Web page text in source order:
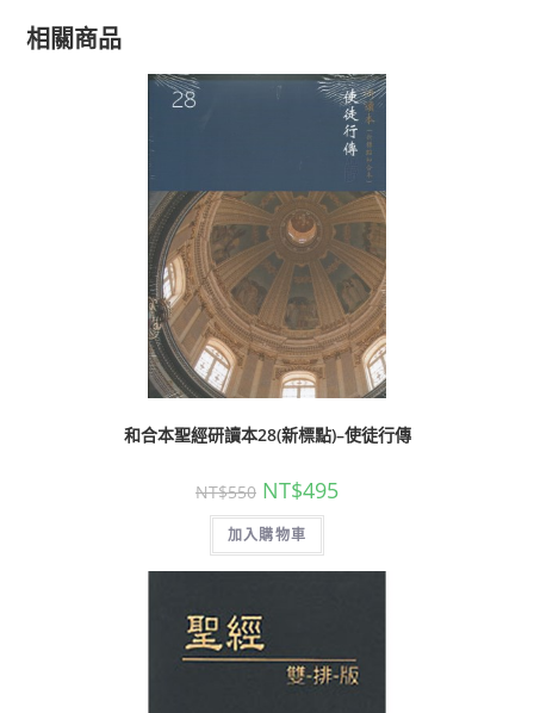
相關商品
和合本聖經研讀本28(新標點)–使徒行傳
NT$550 NT$495
加入購物車